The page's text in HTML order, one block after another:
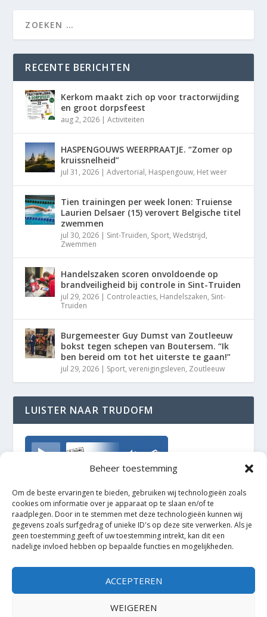
Beheer toestemming
Om de beste ervaringen te bieden, gebruiken wij technologieën zoals
cookies om informatie over je apparaat op te slaan en/of te
raadplegen. Door in te stemmen met deze technologieën kunnen wij
gegevens zoals surfgedrag of unieke ID's op deze site verwerken. Als je
geen toestemming geeft of uw toestemming intrekt, kan dit een
nadelige invloed hebben op bepaalde functies en mogelijkheden.
ACCEPTEREN
WEIGEREN
RECENTE BERICHTEN
Kerkom maakt zich op voor tractorwijding
en groot dorpsfeest
aug 2, 2026 |Activiteiten
HASPENGOUWS WEERPRAATJE. “Zomer op
kruissnelheid”
jul 31, 2026 |Advertorial, Haspengouw, Het weer
Tien trainingen per week lonen: Truiense
Laurien Delsaer (15) verovert Belgische titel
zwemmen
jul 30, 2026 | Sint-Truiden, Sport,Wedstrijd,
Zwemmen
Handelszaken scoren onvoldoende op
brandveiligheid bij controle in Sint-Truiden
jul 29, 2026 | Controleacties, Handelszaken, Sint-
Truiden
Burgemeester Guy Dumst van Zoutleeuw
bokst tegen schepen van Boutersem. “Ik
ben bereid om tot het uiterste te gaan!”
jul 29, 2026 | Sport,verenigingsleven, Zoutleeuw
LUISTER NAAR TRUDOFM
TrudoFM